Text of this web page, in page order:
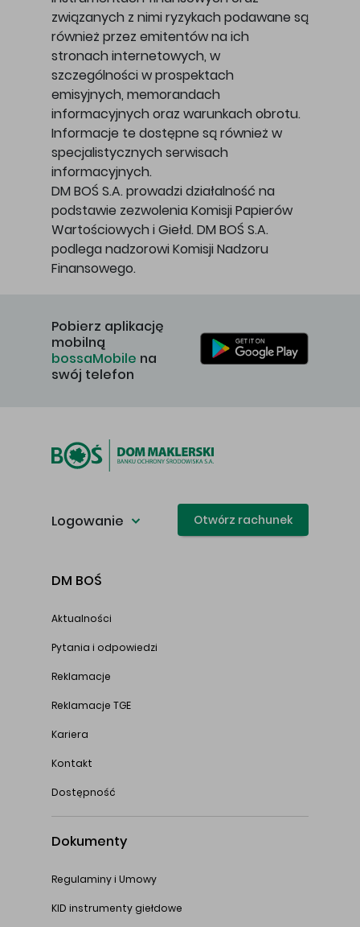
związanych z nimi ryzykach podawane są
również przez emitentów na ich
stronach internetowych, w
szczególności w prospektach
emisyjnych, memorandach
informacyjnych oraz warunkach obrotu.
Informacje te dostępne są również w
specjalistycznych serwisach
informacyjnych.
DM BOŚ S.A. prowadzi działalność na
podstawie zezwolenia Komisji Papierów
Wartościowych i Giełd. DM BOŚ S.A.
podlega nadzorowi Komisji Nadzoru
Finansowego.
Pobierz aplikację
mobilną
bossaMobile na
swój telefon
Logowanie Otwórz rachunek
DM BOŚ
Aktualności
Pytania i odpowiedzi
Reklamacje
Reklamacje TGE
Kariera
Kontakt
Dostępność
Dokumenty
Regulaminy i Umowy
KID instrumenty giełdowe